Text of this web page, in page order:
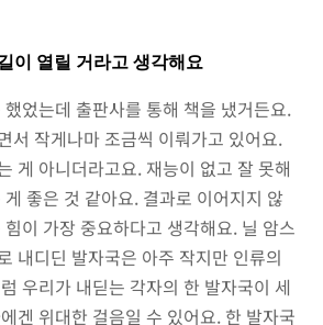
이 열릴 거라고 생각해요
었는데 출판사를 통해 책을 냈거든요.
서 작게나마 조금씩 이뤄가고 있어요.
게 아니더라고요. 재능이 없고 잘 못해
좋은 것 같아요. 결과로 이어지지 않
이 가장 중요하다고 생각해요. 닐 암스
내디딘 발자국은 아주 작지만 인류의
우리가 내딛는 각자의 한 발자국이 세
겐 위대한 걸음일 수 있어요. 한 발자국